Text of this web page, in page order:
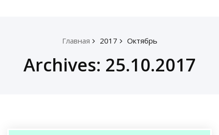
Главная 2017 Октябрь
Archives: 25.10.2017